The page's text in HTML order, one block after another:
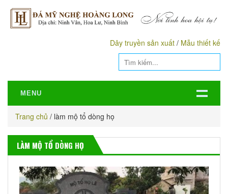
Dây truyền sản xuất / Mẫu thiết kế
MENU
Trang chủ / làm mộ tổ dòng họ
LÀM MỘ TỔ DÒNG HỌ